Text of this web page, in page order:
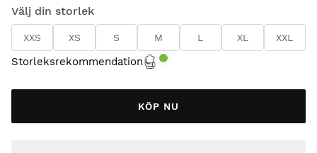
Välj din storlek
XXS XS S M L XL XXL
Storleksrekommendation
KÖP NU